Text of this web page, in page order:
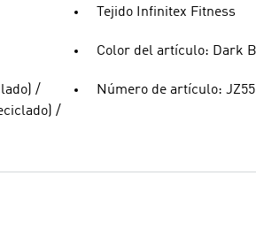
/
/
Tejido Infinitex Fitness
Color del artículo: Dark
Número de artículo: